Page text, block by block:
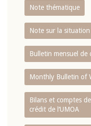
Note thématique
Note sur la
Bulletin mensuel
Monthly Bulletin of
Bilans et comptes
crédit de l‘UMOA